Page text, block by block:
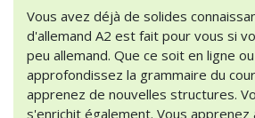
Vous avez déjà de solides
d'allemand A2 est fait pour vous si
peu allemand. Que ce soit en ligne
approfondissez la grammaire du
apprenez de nouvelles structures.
s'enrichit également. Vous apprenez